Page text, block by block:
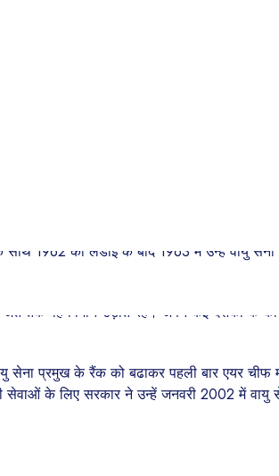
नहीं कर सकते।”
फैसलाबाद,पाकिस्तान) में हुआ था और उन्होंने
इमफाल अभियान में स्कवाड्रन लीडर के तौर पर
सौ से भी अधिक विमानों के लाल किले के उपर से
44 साल थी और आजादी के बाद पहली बार लडाई
वाले मार्शल की प्रशंसा करते हुए तत्कालीन रक्षा
दृढ़ होने के साथ सक्षम नेतृत्व के धनी हैं।“
में प्रशिक्षण के लिए गए। ग्रुप कैप्टन के तौर पर
साथ 1962 की लडाई के बाद 1963 में उन्हें वायु सेना
के लिए तैयार कर रही थी, उस समय एयर
तक वह विमान उड़ाते रहे। अपने कई दशकों के
प्रमुख के रैंक को बढाकर पहली बार एयर चीफ
सेवाओं के लिए सरकार ने उन्हें जनवरी 2002 में